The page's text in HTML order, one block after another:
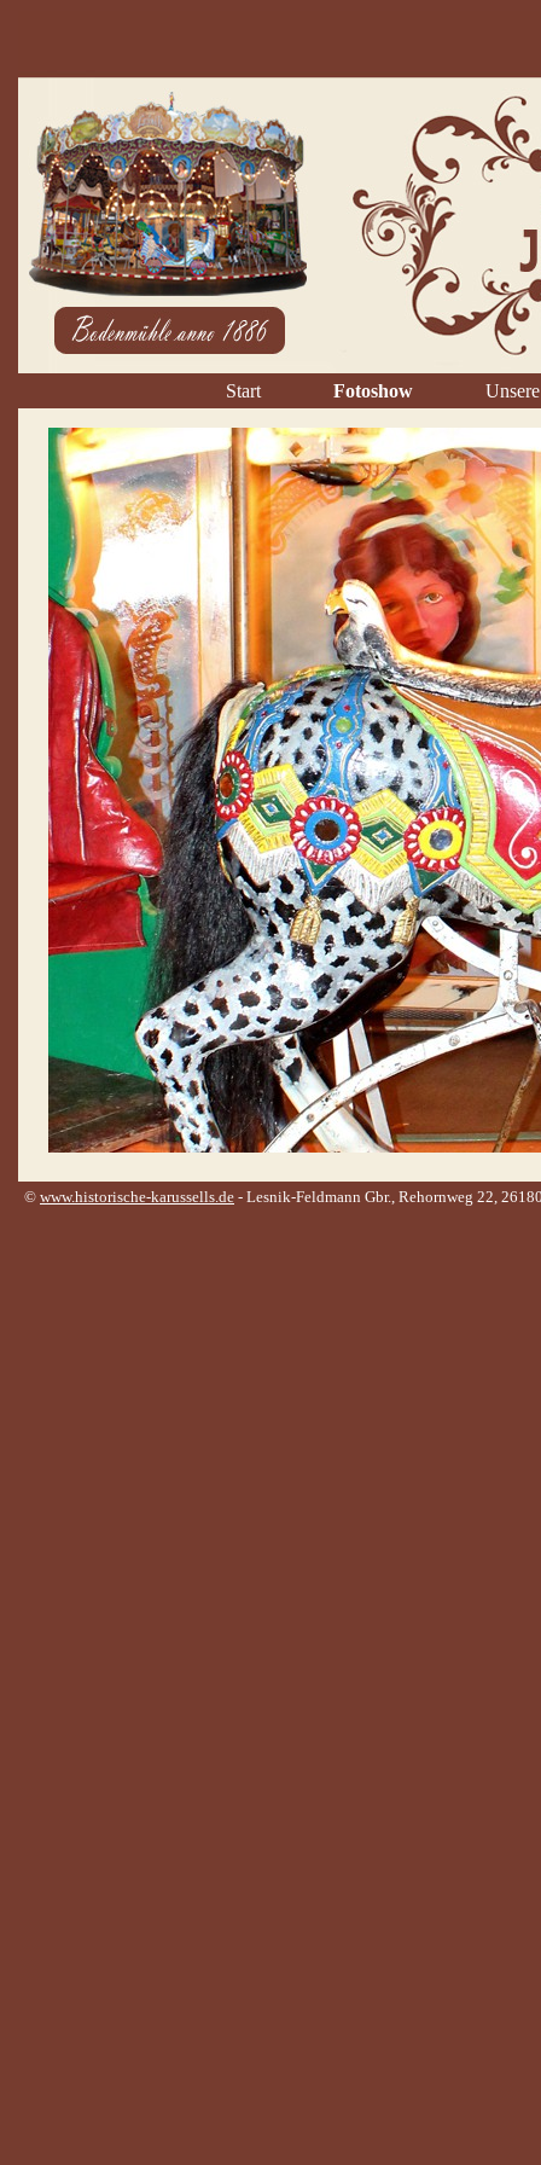
Start Fotoshow
© www.historische-karussells.de - Lesnik-Feldmann Gbr., Rehornweg 22,